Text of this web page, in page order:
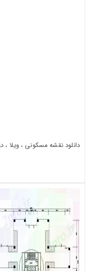
دانلود نقشه مسکونی ، ویلا ، دوبلکس ،